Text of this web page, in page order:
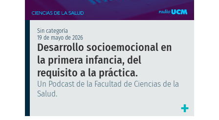
Sin categoría
19 de mayo de 2026
Desarrollo socioemocional en
la primera infancia, del
requisito a la práctica.
Un Podcast de la Facultad de Ciencias de la
Salud.
+